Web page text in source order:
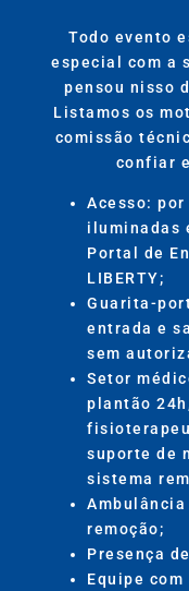
Todo evento
especial com a
pensou nisso
Listamos os
comissão
confiar
Acesso:
iluminadas
Portal de
LIBERTY;
Guarita-
entrada e
sem
Setor
plantão
suporte de
sistema
remoção;
Presença
Equipe